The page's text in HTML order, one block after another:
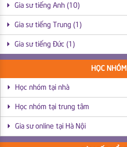
Gia sư tiếng Anh (10)
Gia sư tiếng Trung (1)
Gia sư tiếng Đức (1)
HỌC NHÓM
Học nhóm tại nhà
Học nhóm tại trung tâm
Gia sư online tại Hà Nội